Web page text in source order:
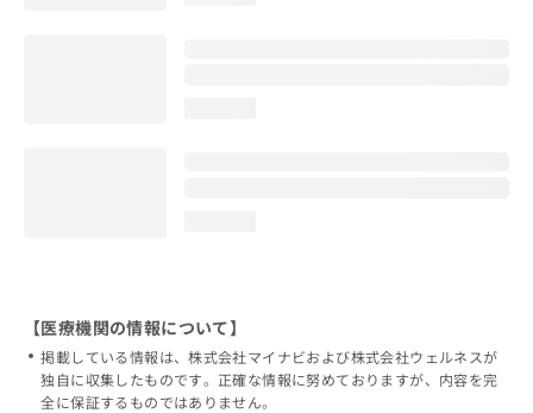
【医療機関の情報について】
掲載している情報は、株式会社マイナビおよび株式会社ウェルネスが
独自に収集したものです。正確な情報に努めておりますが、内容を完
全に保証するものではありません。